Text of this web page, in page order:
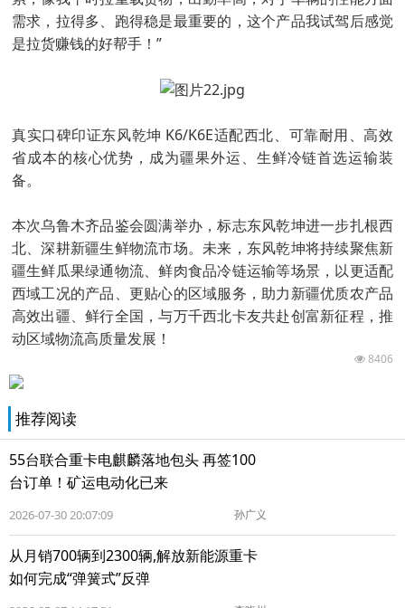
需求，拉得多、跑得稳是最重要的，这个产品我试驾后感觉
是拉货赚钱的好帮手！”
真实口碑印证东风乾坤 K6/K6E适配西北、可靠耐用、高效
省成本的核心优势，成为疆果外运、生鲜冷链首选运输装
备。
本次乌鲁木齐品鉴会圆满举办，标志东风乾坤进一步扎根西
北、深耕新疆生鲜物流市场。未来，东风乾坤将持续聚焦新
疆生鲜瓜果绿通物流、鲜肉食品冷链运输等场景，以更适配
西域工况的产品、更贴心的区域服务，助力新疆优质农产品
高效出疆、鲜行全国，与万千西北卡友共赴创富新征程，推
动区域物流高质量发展！
8406
推荐阅读
55台联合重卡电麒麟落地包头 再签100
台订单！矿运电动化已来
2026-07-30 20:07:09 孙广义
从月销700辆到2300辆,解放新能源重卡
如何完成“弹簧式”反弹